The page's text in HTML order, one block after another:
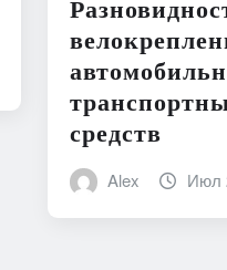
средств
Alex Июл